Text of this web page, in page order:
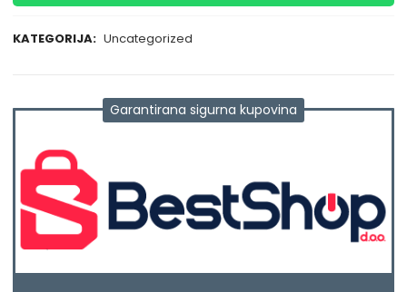
KATEGORIJA: Uncategorized
Garantirana sigurna kupovina